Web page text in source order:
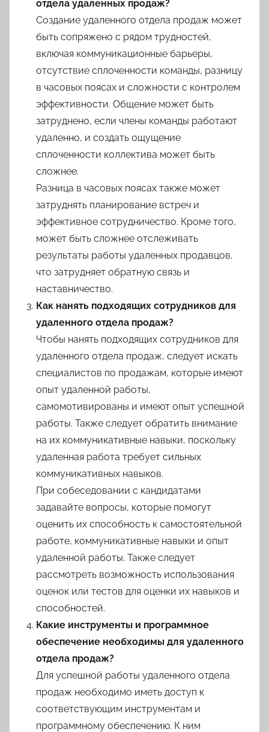
отдела удаленных продаж?
Создание удаленного отдела продаж может
быть сопряжено с рядом трудностей,
включая коммуникационные барьеры,
отсутствие сплоченности команды, разницу
в часовых поясах и сложности с контролем
эффективности. Общение может быть
затруднено, если члены команды работают
удаленно, и создать ощущение
сплоченности коллектива может быть
сложнее.
Разница в часовых поясах также может
затруднять планирование встреч и
эффективное сотрудничество. Кроме того,
может быть сложнее отслеживать
результаты работы удаленных продавцов,
что затрудняет обратную связь и
наставничество.
Как нанять подходящих сотрудников для
удаленного отдела продаж?
Чтобы нанять подходящих сотрудников для
удаленного отдела продаж, следует искать
специалистов по продажам, которые имеют
опыт удаленной работы,
самомотивированы и имеют опыт успешной
работы. Также следует обратить внимание
на их коммуникативные навыки, поскольку
удаленная работа требует сильных
коммуникативных навыков.
При собеседовании с кандидатами
задавайте вопросы, которые помогут
оценить их способность к самостоятельной
работе, коммуникативные навыки и опыт
удаленной работы. Также следует
рассмотреть возможность использования
оценок или тестов для оценки их навыков и
способностей.
Какие инструменты и программное
обеспечение необходимы для удаленного
отдела продаж?
Для успешной работы удаленного отдела
продаж необходимо иметь доступ к
соответствующим инструментам и
программному обеспечению. К ним